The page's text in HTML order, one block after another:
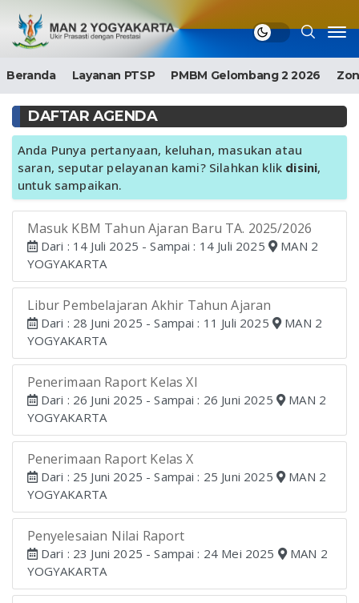
Beranda Layanan PTSP PMBM Gelombang 2 2026
DAFTAR AGENDA
Anda Punya pertanyaan, keluhan, masukan atau
saran, seputar pelayanan kami? Silahkan klik disini,
untuk sampaikan.
Masuk KBM Tahun Ajaran Baru TA. 2025/2026
Dari : 14 Juli 2025 - Sampai : 14 Juli 2025
MAN 2
YOGYAKARTA
Libur Pembelajaran Akhir Tahun Ajaran
Dari : 28 Juni 2025 - Sampai : 11 Juli 2025
MAN 2
YOGYAKARTA
Penerimaan Raport Kelas XI
Dari : 26 Juni 2025 - Sampai : 26 Juni 2025
MAN 2
YOGYAKARTA
Penerimaan Raport Kelas X
Dari : 25 Juni 2025 - Sampai : 25 Juni 2025
MAN 2
YOGYAKARTA
Penyelesaian Nilai Raport
Dari : 23 Juni 2025 - Sampai : 24 Mei 2025
MAN 2
YOGYAKARTA